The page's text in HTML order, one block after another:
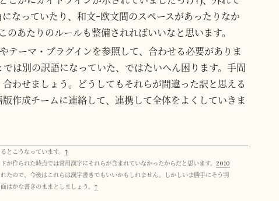
なっていたり、和文-欧文間のスペースがあったりなか
あたりのルールも整備されればいいなと思います。
テーマ・プラグインを参照して、合わせる必要がありま
は別の訳語になっていた、ではたいへん困ります。手間
わせましょう。どうしてもそれらが間違った訳と思える
作成チームに連絡して、連携して全体をよくしていきま
とこうなっています。 ↑
が作られた時点では常用漢字にそれらが含まれていなかったからだと思います。2010
たので、今後はこれらは漢字書きでもいいかもしれません。しかしいま勝手にそう判
はかな書きのままとしましょう。 ↑